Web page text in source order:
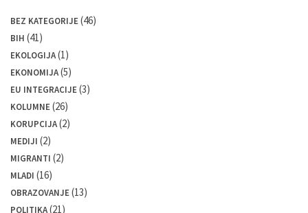
BEZ KATEGORIJE(46)
BIH (41)
EKOLOGIJA(1)
EKONOMIJA(5)
EU INTEGRACIJE(3)
KOLUMNE(26)
KORUPCIJA(2)
MEDIJI (2)
MIGRANTI (2)
MLADI (16)
OBRAZOVANJE(13)
POLITIKA(21)